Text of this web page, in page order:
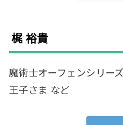
梶 裕貴
魔術士オーフェンシリー
王子さま など